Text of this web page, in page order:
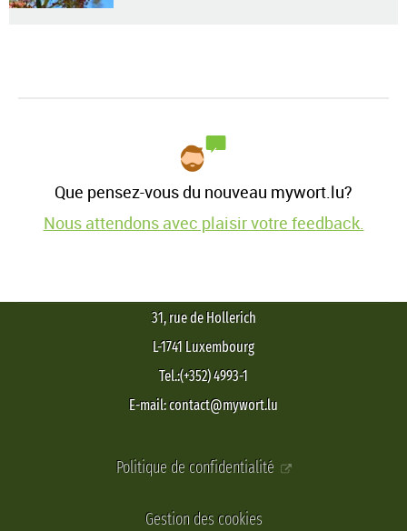
Que pensez-vous du nouveau mywort.lu?
Nous attendons avec plaisir votre feedback.
31, rue de Hollerich
L-1741 Luxembourg
Tel.:(+352) 4993-1
E-mail: contact@mywort.lu
Politique de confidentialité
Gestion des cookies